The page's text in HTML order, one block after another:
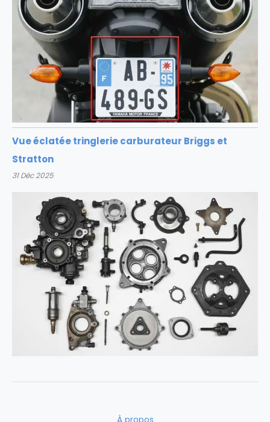
Vue éclatée tringlerie carburateur Briggs et
Stratton
31 Déc 2025